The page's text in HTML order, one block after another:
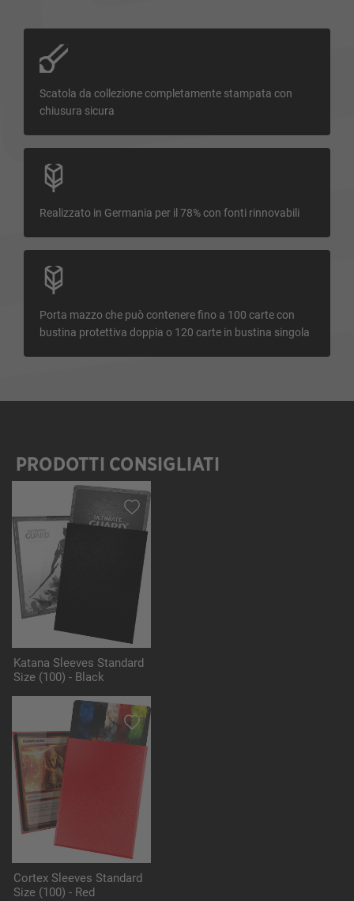
Scatola da collezione completamente stampata con
chiusura sicura
Realizzato in Germania per il 78% con fonti rinnovabili
Porta mazzo che può contenere fino a 100 carte con
bustina protettiva doppia o 120 carte in bustina singola
Salta la galleria dei prodotti
PRODOTTI CONSIGLIATI
Katana Sleeves Standard
Size (100) - Black
Cortex Sleeves Standard
Size (100) - Red